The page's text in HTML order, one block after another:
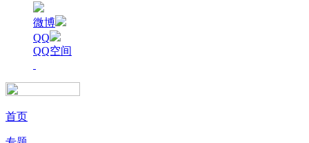
微博
QQ
QQ空间
首页